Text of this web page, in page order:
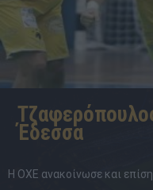
Έδεσσα
Η ΟΧΕ ανακοίνωσε και